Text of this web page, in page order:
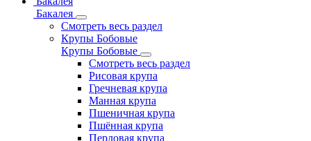
Бакалея
Смотреть весь раздел
Крупы Бобовые
Крупы Бобовые
Смотреть весь раздел
Рисовая крупа
Гречневая крупа
Манная крупа
Пшеничная крупа
Пшённая крупа
Перловая крупа